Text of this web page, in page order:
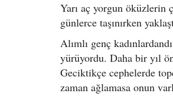
Yarı aç yorgun öküzlerin
günlerce taşınırken
Alımlı genç
yürüyordu. Daha bir yıl
Geciktikçe cephelerde
zaman ağlamasa onun